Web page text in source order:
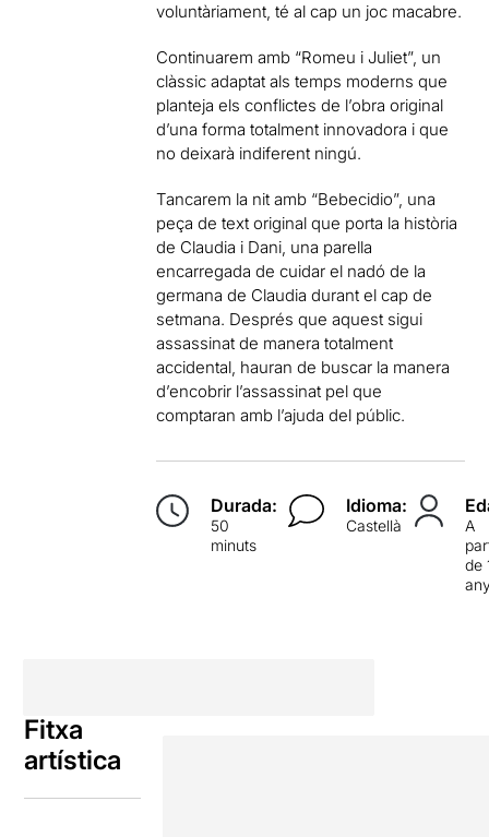
voluntàriament, té al cap un joc macabre.
Continuarem amb “Romeu i Juliet”, un
clàssic adaptat als temps moderns que
planteja els conflictes de l’obra original
d’una forma totalment innovadora i que
no deixarà indiferent ningú.
Tancarem la nit amb “Bebecidio”, una
peça de text original que porta la història
de Claudia i Dani, una parella
encarregada de cuidar el nadó de la
germana de Claudia durant el cap de
setmana. Després que aquest sigui
assassinat de manera totalment
accidental, hauran de buscar la manera
d’encobrir l’assassinat pel que
comptaran amb l’ajuda del públic.
Durada:
50
minuts
Idioma:
Castellà
A
de
Fitxa
artística